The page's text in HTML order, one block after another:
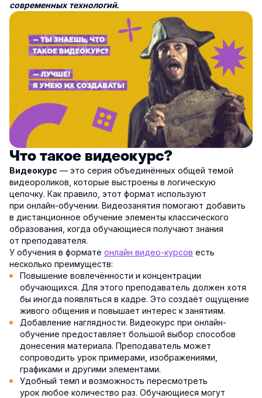
современных технологий.
Что такое видеокурс?
Видеокурс — это серия объединённых общей темой
видеороликов, которые выстроены в логическую
цепочку. Как правило, этот формат используют
при онлайн-обучении. Видеозанятия помогают добавить
в дистанционное обучение элементы классического
образования, когда обучающиеся получают знания
от преподавателя.
У обучения в формате онлайн видео-курсов есть
несколько преимуществ:
Повышение вовлечённости и концентрации
обучающихся. Для этого преподаватель должен хотя
бы иногда появляться в кадре. Это создаёт ощущение
живого общения и повышает интерес к занятиям.
Добавление наглядности. Видеокурс при онлайн-
обучение предоставляет большой выбор способов
донесения материала. Преподаватель может
сопроводить урок примерами, изображениями,
графиками и другими элементами.
Удобный темп и возможность пересмотреть
урок любое количество раз. Обучающиеся могут